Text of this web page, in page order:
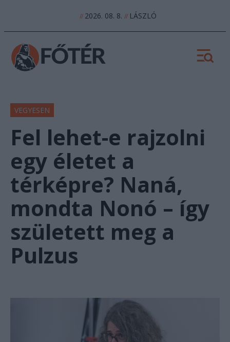
//2026. 08. 8. //LÁSZLÓ
VEGYESEN
Fel lehet-e rajzolni
egy életet a
térképre? Naná,
mondta Nonó – így
született meg a
Pulzus